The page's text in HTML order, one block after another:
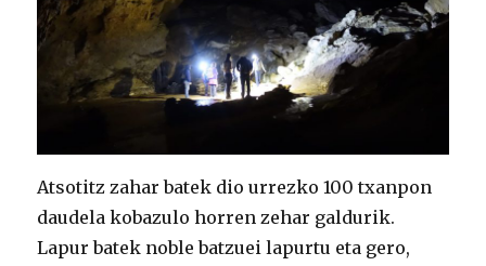
Atsotitz zahar batek dio urrezko 100 txanpon
daudela kobazulo horren zehar galdurik.
Lapur batek noble batzuei lapurtu eta gero,